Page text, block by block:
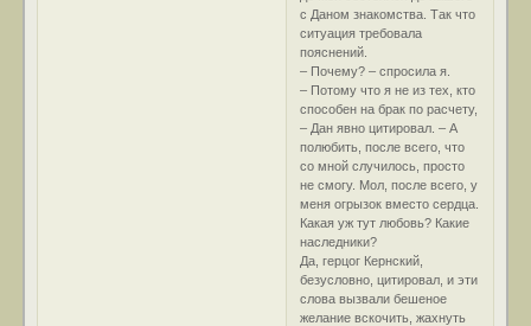
с Даном знакомства. Так что
ситуация требовала
пояснений.
– Почему? – спросила я.
– Потому что я не из тех, кто
способен на брак по расчету,
– Дан явно цитировал. – А
полюбить, после всего, что
со мной случилось, просто
не смогу. Мол, после всего, у
меня огрызок вместо сердца.
Какая уж тут любовь? Какие
наследники?
Да, герцог Кернский,
безусловно, цитировал, и эти
слова вызвали бешеное
желание вскочить, жахнуть